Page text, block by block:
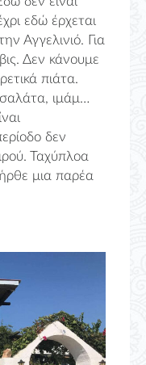
εδώ έρχεται
Αγγελινιό. Για
Δεν κάνουμε
πιάτα.
ιμάμ…
δεν
Ταχύπλοα
μια παρέα